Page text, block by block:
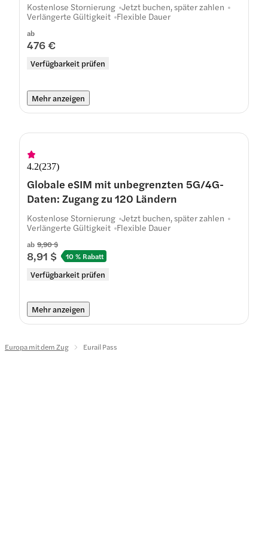
ab
476 €
Verfügbarkeit prüfen
Kostenlose Stornierung Jetzt buchen, später zahlen
Verlängerte Gültigkeit Flexible Dauer
Mehr anzeigen
4.2(237)
Globale eSIM mit unbegrenzten 5G/4G-
Daten: Zugang zu 120 Ländern
ab 9,90 $
8,91 $ 10 % Rabatt
Verfügbarkeit prüfen
Kostenlose Stornierung Jetzt buchen, später zahlen
Verlängerte Gültigkeit Flexible Dauer
Mehr anzeigen
Europa mit dem Zug Eurail Pass